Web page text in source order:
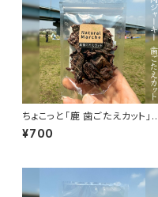
ちょこっと「鹿 歯ごたえカット」
ビエ鹿 おやつ
¥700